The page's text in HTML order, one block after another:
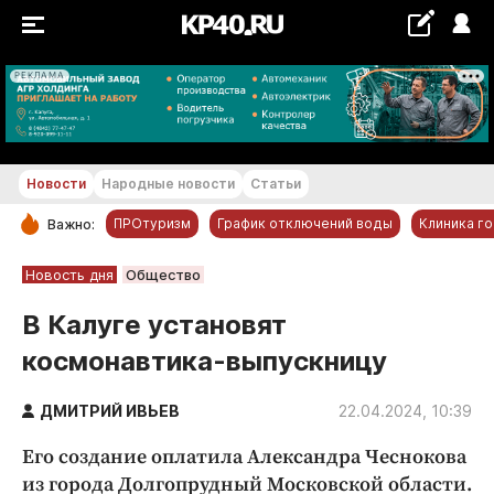
РЕКЛАМА
+19...+20 °С
РУБРИКИ
Новости компаний
Статьи
Народные новости
Благоустройство
Новости Народные новости Статьи
Важно: ПРОтуризм График отключений воды Клиника
Новость дня Общество
В Калуге установят
космонавтика-выпускницу
ДМИТРИЙ ИВЬЕВ 22.04.2024, 10:39
Его создание оплатила Александра Чеснокова
из города Долгопрудный Московской области.